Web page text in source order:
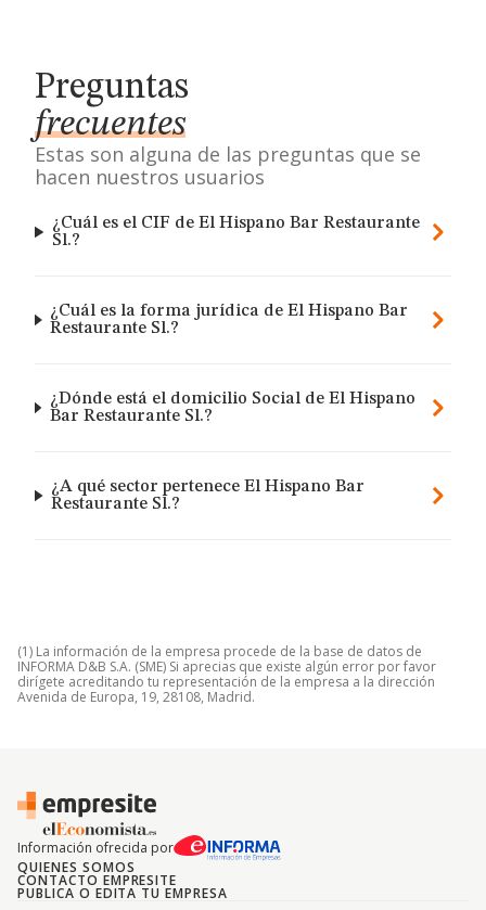
Preguntas
frecuentes
Estas son alguna de las preguntas que se
hacen nuestros usuarios
¿Cuál es el CIF de El Hispano Bar Restaurante
Sl.?
¿Cuál es la forma jurídica de El Hispano Bar
Restaurante Sl.?
¿Dónde está el domicilio Social de El Hispano
Bar Restaurante Sl.?
¿A qué sector pertenece El Hispano Bar
Restaurante Sl.?
(1) La información de la empresa procede de la base de datos de
INFORMA D&B S.A. (SME) Si aprecias que existe algún error por favor
dirígete acreditando tu representación de la empresa a la dirección
Avenida de Europa, 19, 28108, Madrid.
Información ofrecida por
QUIENES SOMOS
CONTACTO EMPRESITE
PUBLICA O EDITA TU EMPRESA